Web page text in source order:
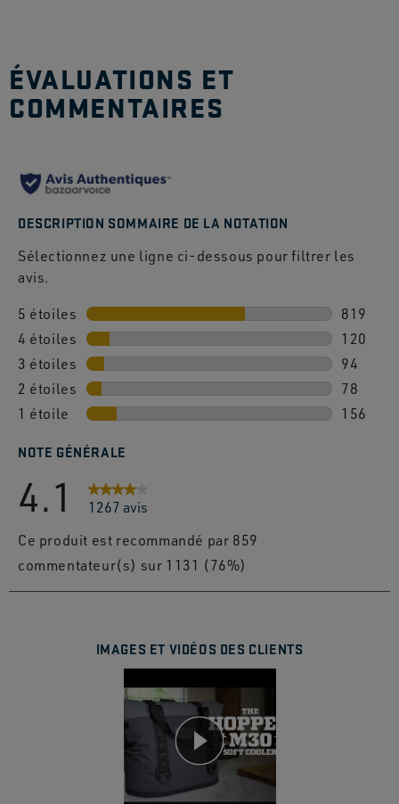
ÉVALUATIONS ET
COMMENTAIRES
DESCRIPTION SOMMAIRE DE LA NOTATION
Sélectionnez une ligne ci-dessous pour filtrer les
avis.
5 étoiles étoiles
819
819
4 étoiles étoiles
120
120
3 étoiles étoiles
94
94 avis
2 étoiles étoiles
78
78 avis
1 étoile étoiles
156
NOTE GÉNÉRALE
4.1
1267 avis
Ce produit est recommandé par 859
commentateur(s) sur 1131 (76%)
IMAGES ET VIDÉOS DES CLIENTS